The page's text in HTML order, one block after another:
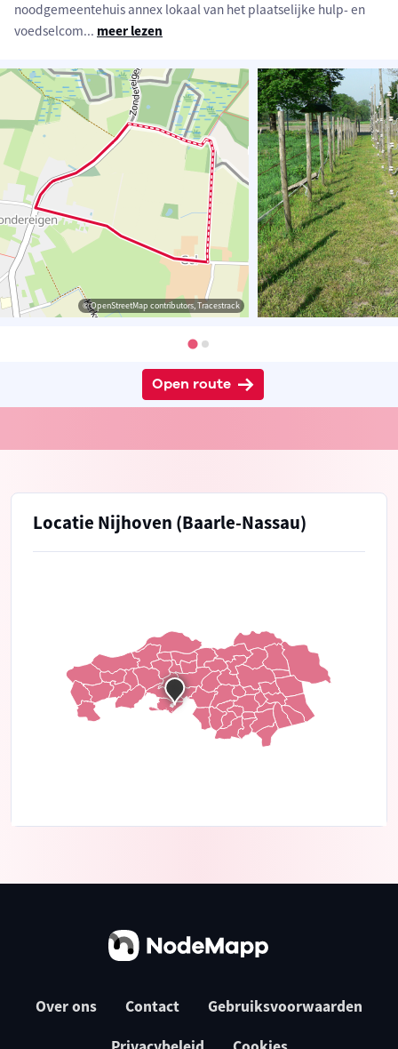
noodgemeentehuis annex lokaal van het plaatselijke hulp- en
voedselcom... meer lezen
© OpenStreetMap contributors, Tracestrack
Open route
Locatie Nijhoven (Baarle-Nassau)
Over ons Contact Gebruiksvoorwaarden